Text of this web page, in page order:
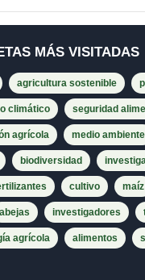
MÁS VISITADAS
agricultura sostenible
climático seguridad
agrícola medio ambiente
biodiversidad
cultivo maíz
abejas investigadores
agrícola alimentos